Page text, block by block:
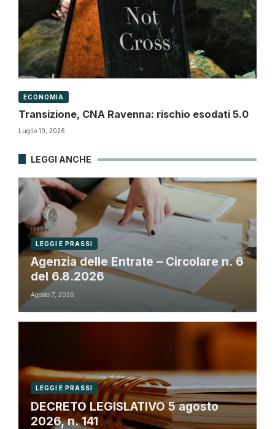
ECONOMIA
Transizione, CNA Ravenna: rischio esodati 5.0
Luglio 10, 2026
LEGGI ANCHE
LEGGI E PRASSI
Agenzia delle Entrate – Circolare n. 6
del 6.8.2026
Agosto 7, 2026
LEGGI E PRASSI
DECRETO LEGISLATIVO 5 agosto
2026, n. 141